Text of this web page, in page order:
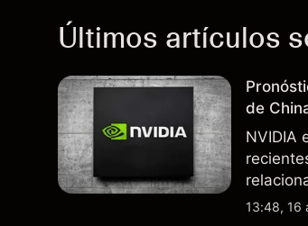
Últimos artículos
de
NVIDIA
13:48, 16